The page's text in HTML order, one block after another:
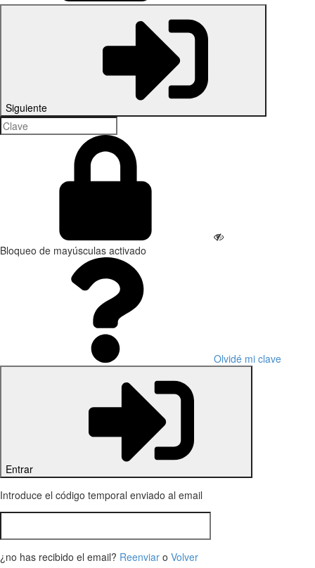
Siguiente
Bloqueo de mayúsculas activado
Olvidé mi clave
Entrar
Introduce el código temporal enviado al email
¿no has recibido el email? Reenviar o Volver